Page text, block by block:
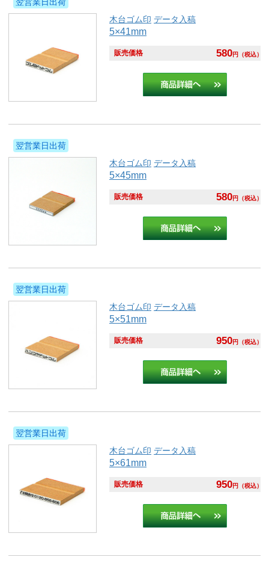
翌営業日出荷
木台ゴム印 データ入稿
5×41mm
販売価格 580円 （税込）
翌営業日出荷
木台ゴム印 データ入稿
5×45mm
販売価格 580円 （税込）
翌営業日出荷
木台ゴム印 データ入稿
5×51mm
販売価格 950円 （税込）
翌営業日出荷
木台ゴム印 データ入稿
5×61mm
販売価格 950円 （税込）